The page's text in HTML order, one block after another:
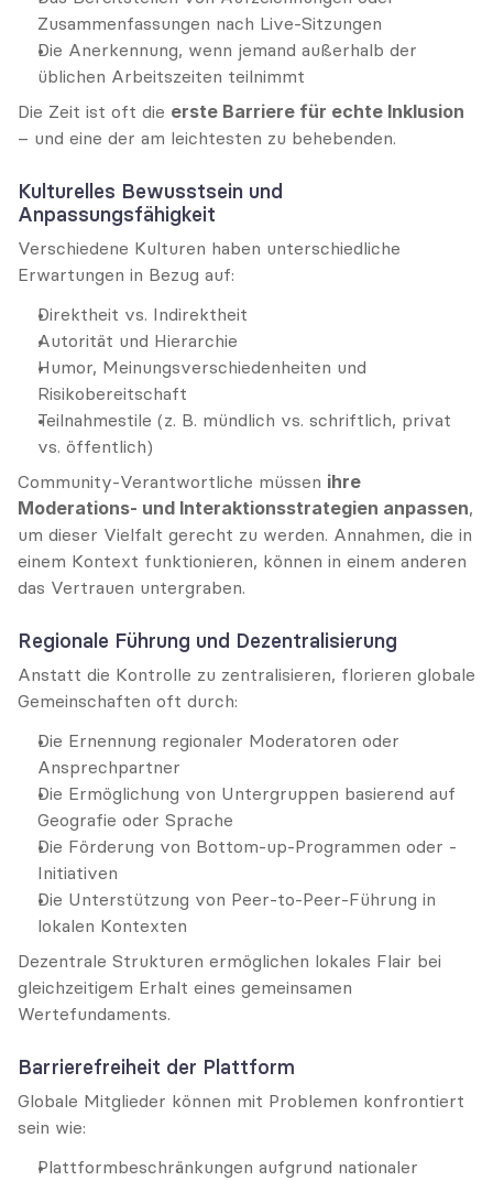
Zusammenfassungen nach Live-Sitzungen
Die Anerkennung, wenn jemand außerhalb der
üblichen Arbeitszeiten teilnimmt
Die Zeit ist oft die erste Barriere für echte Inklusion
– und eine der am leichtesten zu behebenden.
Kulturelles Bewusstsein und
Anpassungsfähigkeit
Verschiedene Kulturen haben unterschiedliche
Erwartungen in Bezug auf:
Direktheit vs. Indirektheit
Autorität und Hierarchie
Humor, Meinungsverschiedenheiten und
Risikobereitschaft
Teilnahmestile (z. B. mündlich vs. schriftlich, privat
vs. öffentlich)
Community-Verantwortliche müssen ihre
Moderations- und Interaktionsstrategien anpassen,
um dieser Vielfalt gerecht zu werden. Annahmen, die in
einem Kontext funktionieren, können in einem anderen
das Vertrauen untergraben.
Regionale Führung und Dezentralisierung
Anstatt die Kontrolle zu zentralisieren, florieren globale
Gemeinschaften oft durch:
Die Ernennung regionaler Moderatoren oder
Ansprechpartner
Die Ermöglichung von Untergruppen basierend auf
Geografie oder Sprache
Die Förderung von Bottom-up-Programmen oder -
Initiativen
Die Unterstützung von Peer-to-Peer-Führung in
lokalen Kontexten
Dezentrale Strukturen ermöglichen lokales Flair bei
gleichzeitigem Erhalt eines gemeinsamen
Wertefundaments.
Barrierefreiheit der Plattform
Globale Mitglieder können mit Problemen konfrontiert
sein wie:
Plattformbeschränkungen aufgrund nationaler